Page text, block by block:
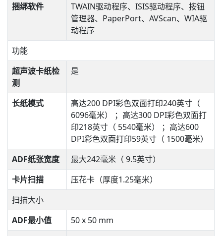
捆绑软件
TWAIN驱动程序、ISIS驱动程序、按钮
管理器、PaperPort、AVScan、WIA驱
动程序
功能
超声波卡纸检
测
是
长纸模式
高达200 DPI彩色双面打印240英寸（
6096毫米） ；高达300 DPI彩色双面打
印218英寸（ 5540毫米） ；高达600
DPI彩色双面打印59英寸（ 1500毫米）
ADF纸张宽度
最大242毫米（ 9.5英寸）
卡片扫描
压花卡（厚度1.25毫米）
扫描大小
ADF最小值
50 x 50 mm